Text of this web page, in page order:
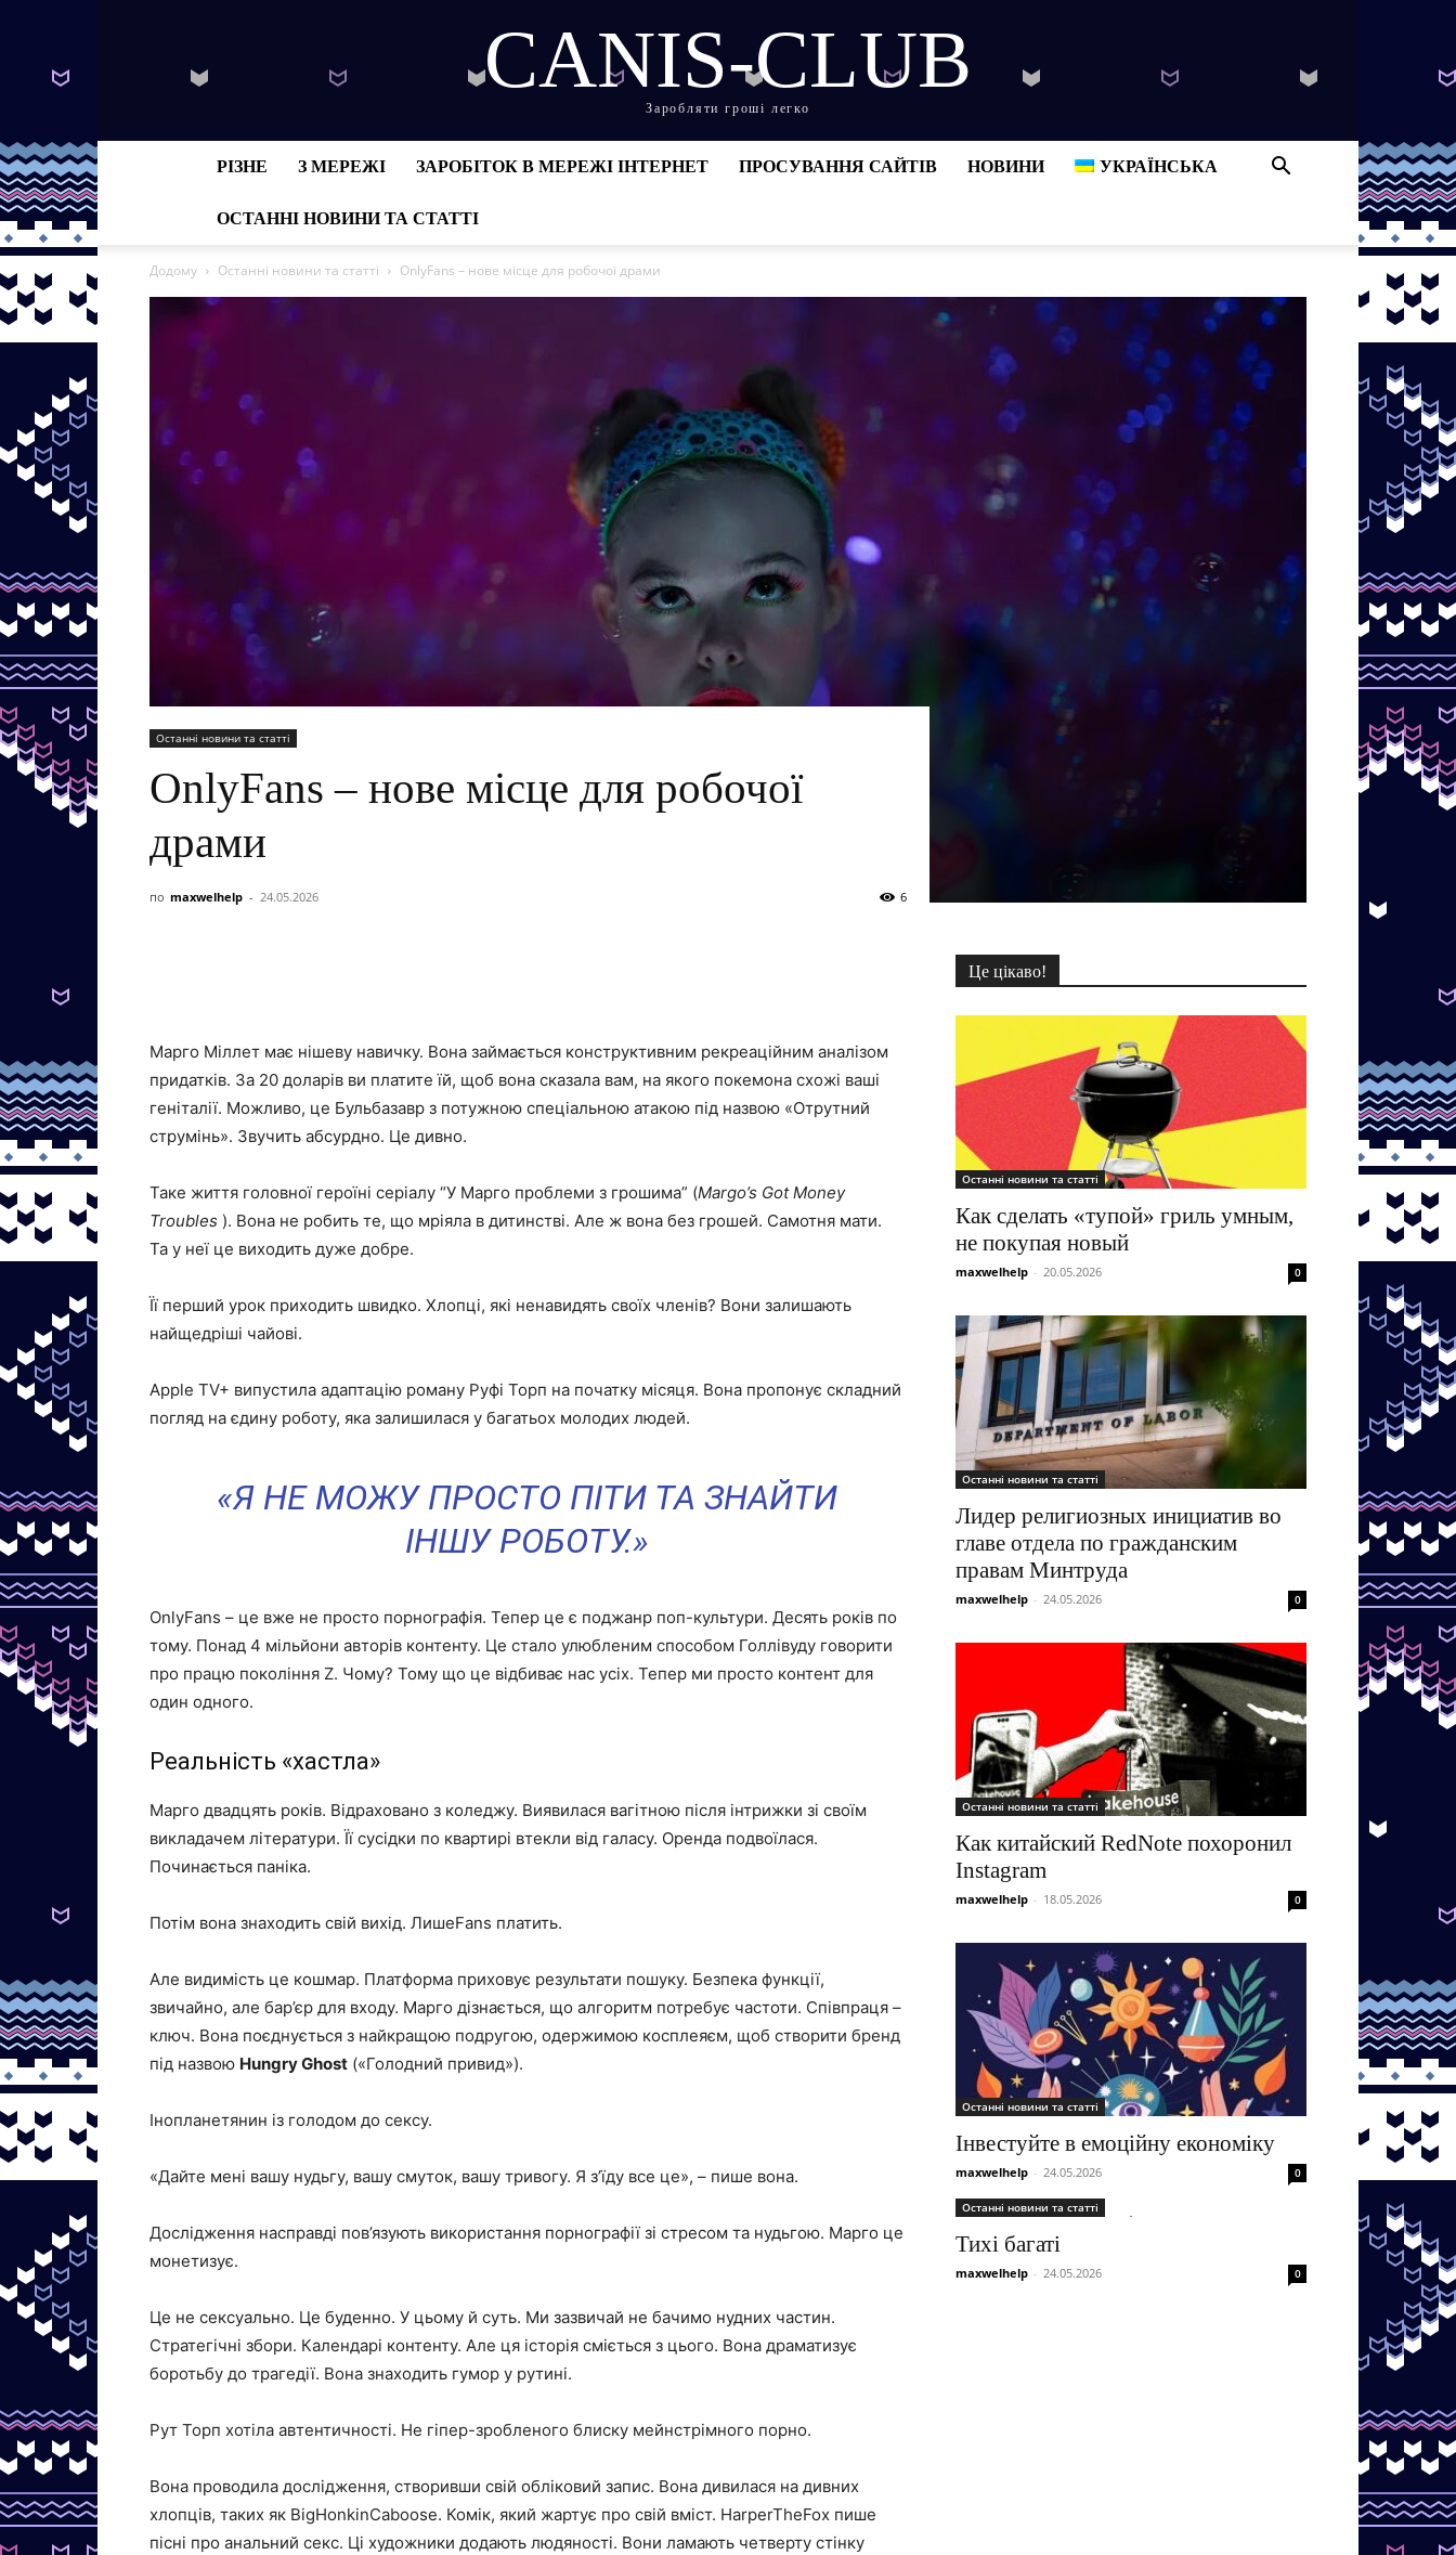
CANIS-CLUB
Заробляти гроші легко
РІЗНЕ З МЕРЕЖІ ЗАРОБІТОК В МЕРЕЖІ ІНТЕРНЕТ ПРОСУВАННЯ САЙТІВ НОВИНИ УКРАЇНСЬКА
ОСТАННІ НОВИНИ ТА СТАТТІ
Додому Останні новини та статті OnlyFans – нове місце для робочої драми
Останні новини та статті
OnlyFans – нове місце для робочої
драми
по maxwelhelp - 24.05.2026 6
Марго Міллет має нішеву навичку. Вона займається конструктивним рекреаційним аналізом
придатків. За 20 доларів ви платите їй, щоб вона сказала вам, на якого покемона схожі ваші
геніталії. Можливо, це Бульбазавр з потужною спеціальною атакою під назвою «Отрутний
струмінь». Звучить абсурдно. Це дивно.
Таке життя головної героїні серіалу “У Марго проблеми з грошима” (Margo’s Got Money
Troubles ). Вона не робить те, що мріяла в дитинстві. Але ж вона без грошей. Самотня мати.
Та у неї це виходить дуже добре.
Її перший урок приходить швидко. Хлопці, які ненавидять своїх членів? Вони залишають
найщедріші чайові.
Apple TV+ випустила адаптацію роману Руфі Торп на початку місяця. Вона пропонує складний
погляд на єдину роботу, яка залишилася у багатьох молодих людей.
«Я НЕ МОЖУ ПРОСТО ПІТИ ТА ЗНАЙТИ
ІНШУ РОБОТУ.»
OnlyFans – це вже не просто порнографія. Тепер це є поджанр поп-культури. Десять років по
тому. Понад 4 мільйони авторів контенту. Це стало улюбленим способом Голлівуду говорити
про працю покоління Z. Чому? Тому що це відбиває нас усіх. Тепер ми просто контент для
один одного.
Реальність «хастла»
Марго двадцять років. Відраховано з коледжу. Виявилася вагітною після інтрижки зі своїм
викладачем літератури. Її сусідки по квартирі втекли від галасу. Оренда подвоїлася.
Починається паніка.
Потім вона знаходить свій вихід. ЛишеFans платить.
Але видимість це кошмар. Платформа приховує результати пошуку. Безпека функції,
звичайно, але бар’єр для входу. Марго дізнається, що алгоритм потребує частоти. Співпраця –
ключ. Вона поєднується з найкращою подругою, одержимою косплеяєм, щоб створити бренд
під назвою Hungry Ghost («Голодний привид»).
Інопланетянин із голодом до сексу.
«Дайте мені вашу нудьгу, вашу смуток, вашу тривогу. Я з’їду все це», – пише вона.
Дослідження насправді пов’язують використання порнографії зі стресом та нудьгою. Марго це
монетизує.
Це не сексуально. Це буденно. У цьому й суть. Ми зазвичай не бачимо нудних частин.
Стратегічні збори. Календарі контенту. Але ця історія сміється з цього. Вона драматизує
боротьбу до трагедії. Вона знаходить гумор у рутині.
Рут Торп хотіла автентичності. Не гіпер-зробленого блиску мейнстрімного порно.
Вона проводила дослідження, створивши свій обліковий запис. Вона дивилася на дивних
хлопців, таких як BigHonkinCaboose. Комік, який жартує про свій вміст. HarperTheFox пише
пісні про анальний секс. Ці художники додають людяності. Вони ламають четверту стінку
Це цікаво!
Останні новини та статті
Как сделать «тупой» гриль умным,
не покупая новый
maxwelhelp - 20.05.2026 0
Останні новини та статті
Лидер религиозных инициатив во
главе отдела по гражданским
правам Минтруда
maxwelhelp - 24.05.2026 0
Останні новини та статті
Как китайский RedNote похоронил
Instagram
maxwelhelp - 18.05.2026 0
Останні новини та статті
Інвестуйте в емоційну економіку
maxwelhelp - 24.05.2026 0
Останні новини та статті
Тихі багаті
maxwelhelp - 24.05.2026 0